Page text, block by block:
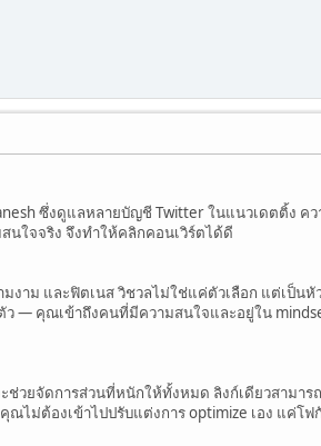
ซึ่งดูแลหลายบัญชี Twitter ในแนวเดตติ้ง ค
ใจจริง จึงทำให้คลิกคอนเวิร์ตได้ดี
าม และฟิตเนส วิชวลไม่ใช่แค่ตัวเลือก แต่เป็น
— คุณเข้าถึงคนที่มีความสนใจและอยู่ใน
วยจัดการส่วนที่หนักให้ทั้งหมด ลิงก์เดียวสามา
ม่ต้องเข้าไปปรับแต่งการ optimize เอง แค่โฟ